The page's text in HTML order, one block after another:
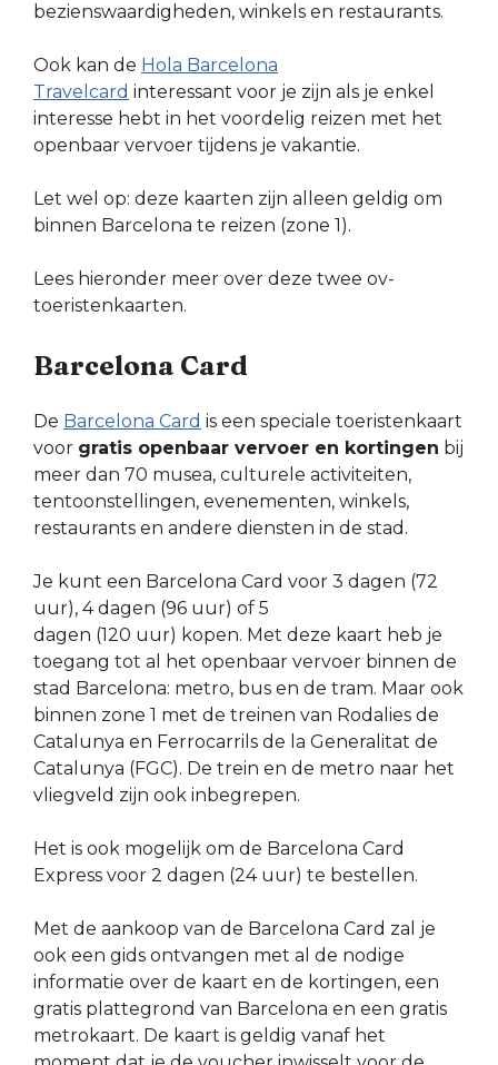
bezienswaardigheden, winkels en restaurants.
Ook kan de Hola Barcelona
Travelcard interessant voor je zijn als je enkel
interesse hebt in het voordelig reizen met het
openbaar vervoer tijdens je vakantie.
Let wel op: deze kaarten zijn alleen geldig om
binnen Barcelona te reizen (zone 1).
Lees hieronder meer over deze twee ov-
toeristenkaarten.
Barcelona Card
De Barcelona Card is een speciale toeristenkaart
voor gratis openbaar vervoer en kortingen bij
meer dan 70 musea, culturele activiteiten,
tentoonstellingen, evenementen, winkels,
restaurants en andere diensten in de stad.
Je kunt een Barcelona Card voor 3 dagen (72
uur), 4 dagen (96 uur) of 5
dagen (120 uur) kopen. Met deze kaart heb je
toegang tot al het openbaar vervoer binnen de
stad Barcelona: metro, bus en de tram. Maar ook
binnen zone 1 met de treinen van Rodalies de
Catalunya en Ferrocarrils de la Generalitat de
Catalunya (FGC). De trein en de metro naar het
vliegveld zijn ook inbegrepen.
Het is ook mogelijk om de Barcelona Card
Express voor 2 dagen (24 uur) te bestellen.
Met de aankoop van de Barcelona Card zal je
ook een gids ontvangen met al de nodige
informatie over de kaart en de kortingen, een
gratis plattegrond van Barcelona en een gratis
metrokaart. De kaart is geldig vanaf het